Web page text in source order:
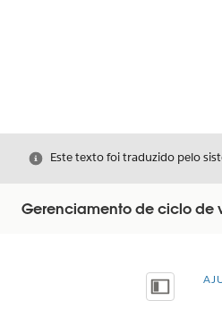
Fechar
Este texto foi traduzido pelo
Gerenciamento de ciclo de
Mostrar